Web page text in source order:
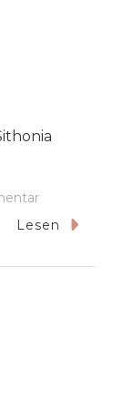
Zu
2024-
Lesen